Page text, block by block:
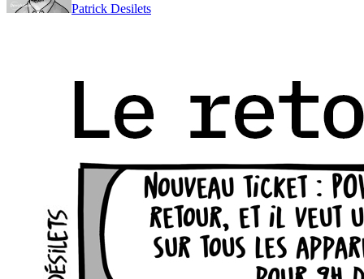
Patrick Desilets